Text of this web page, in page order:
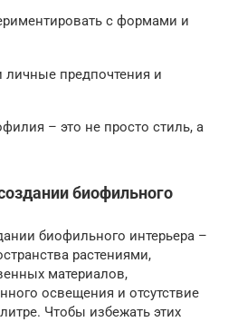
с формами и
личные предпочтения и
– это не просто стиль, а
биофильного
биофильного интерьера –
растениями,
материалов,
освещения и отсутствие
Чтобы избежать этих